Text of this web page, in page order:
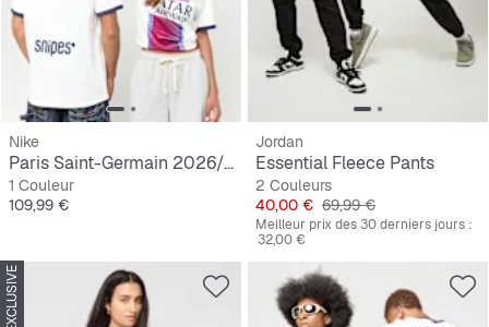
Nike
Paris Saint-Germain 2026/27 Stadium Away
1 Couleur
Prix
109,99 €
Jordan
Essential Fleece Pants
2 Couleurs
Prix
40,00 € Prix original
69,99 €
Meilleur prix des 30 derniers jours :
32,00 €